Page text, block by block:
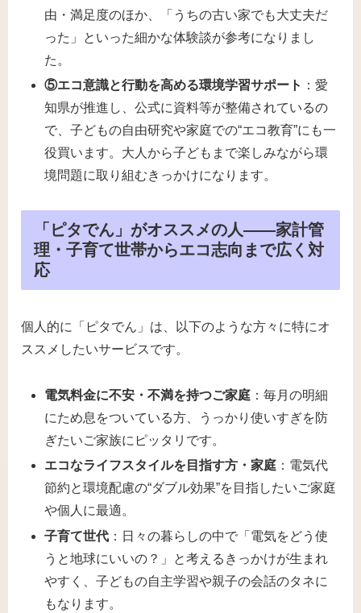
由・満足度のほか、「うちの古い家でも大丈夫だ
った」といった細かな体験談が参考になりまし
た。
⑤エコ意識と行動を高める環境学習サポート ：愛
知県が推進し、公式に資料等が整備されているの
で、子どもの自由研究や家庭での“エコ教育”にも一
役買います。大人から子どもまで楽しみながら環
境問題に取り組むきっかけになります。
「ピタでん」がオススメの人――家計管
理・子育て世帯からエコ志向まで広く対
応
個人的に「ピタでん」は、以下のような方々に特にオ
ススメしたいサービスです。
電気料金に不安・不満を持つご家庭 ：毎月の明細
にため息をついている方、うっかり使いすぎを防
ぎたいご家族にピッタリです。
エコなライフスタイルを目指す方・家庭 ：電気代
節約と環境配慮の“ダブル効果”を目指したいご家庭
や個人に最適。
子育て世代 ：日々の暮らしの中で「電気をどう使
うと地球にいいの？」と考えるきっかけが生まれ
やすく、子どもの自主学習や親子の会話のタネに
もなります。